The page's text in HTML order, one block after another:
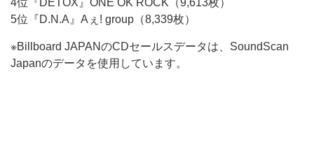
4位『DETOX』ONE OK ROCK（9,613枚）
5位『D.N.A』Aぇ! group（8,339枚）
※Billboard JAPANのCDセールスデータは、SoundScan
Japanのデータを使用しています。